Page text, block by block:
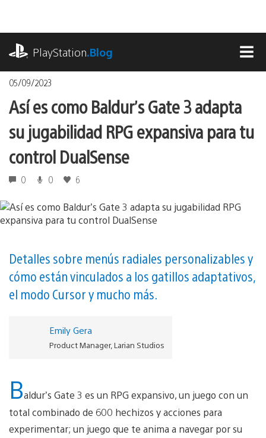
contenido
PlayStation.Blog
05/09/2023
Así es como Baldur’s Gate 3 adapta
su jugabilidad RPG expansiva para tu
control DualSense
0 0 6
Detalles sobre menús radiales personalizables y
cómo están vinculados a los gatillos adaptativos,
el modo Cursor y mucho más.
Emily Gera
Product Manager, Larian Studios
Baldur’s Gate 3 es un RPG expansivo, un juego con un
total combinado de 600 hechizos y acciones para
experimentar; un juego que te anima a navegar por su